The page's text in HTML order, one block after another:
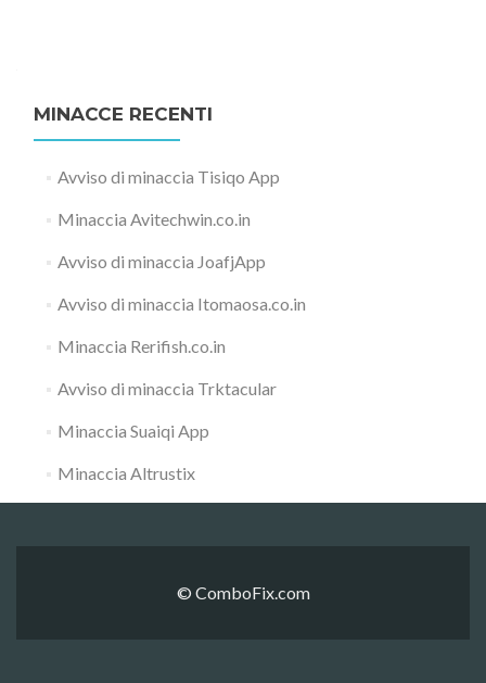
MINACCE RECENTI
Avviso di minaccia Tisiqo App
Minaccia Avitechwin.co.in
Avviso di minaccia JoafjApp
Avviso di minaccia Itomaosa.co.in
Minaccia Rerifish.co.in
Avviso di minaccia Trktacular
Minaccia Suaiqi App
Minaccia Altrustix
© ComboFix.com